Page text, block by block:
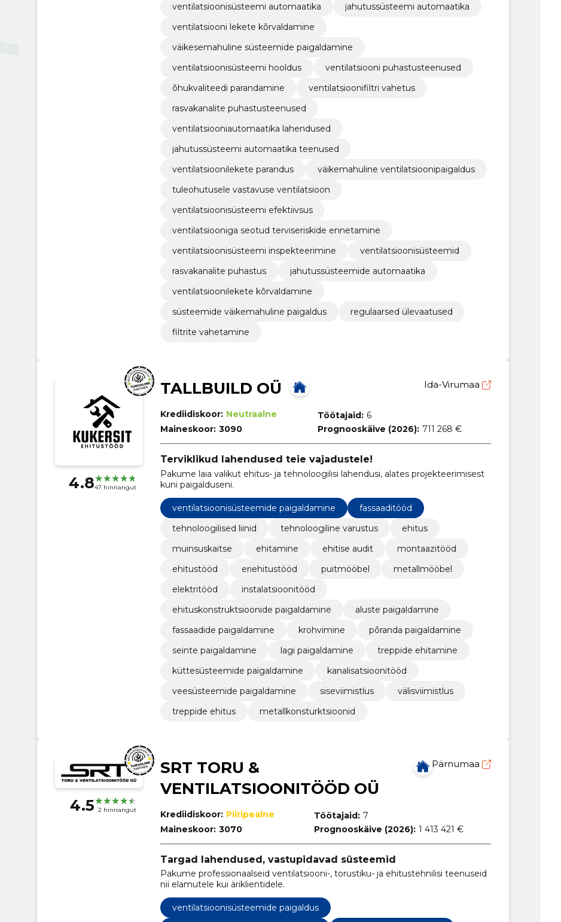
ventilatsioonisüsteemi automaatika
jahutussüsteemi automaatika
ventilatsiooni lekete kõrvaldamine
väikesemahuline süsteemide paigaldamine
ventilatsioonisüsteemi hooldus
ventilatsiooni puhastusteenused
õhukvaliteedi parandamine
ventilatsioonifiltri vahetus
rasvakanalite puhastusteenused
ventilatsiooniautomaatika lahendused
jahutussüsteemi automaatika teenused
ventilatsioonilekete parandus
väikemahuline ventilatsioonipaigaldus
tuleohutusele vastavuse ventilatsioon
ventilatsioonisüsteemi efektiivsus
ventilatsiooniga seotud terviseriskide ennetamine
ventilatsioonisüsteemi inspekteerimine
ventilatsioonisüsteemid
rasvakanalite puhastus
jahutussüsteemide automaatika
ventilatsioonilekete kõrvaldamine
süsteemide väikemahuline paigaldus
regulaarsed ülevaatused
filtrite vahetamine
4.847 hinnangut
TALLBUILD OÜ Ida-Virumaa
Krediidiskoor: Neutraalne
Maineskoor: 3090
Töötajaid: 6
Prognooskäive (2026): 711 268 €
Terviklikud lahendused teie vajadustele!
Pakume laia valikut ehitus- ja tehnoloogilisi lahendusi, alates projekteerimisest
kuni paigalduseni.
ventilatsioonisüsteemide paigaldamine
fassaaditööd
tehnoloogilised liinid
tehnoloogiline varustus
ehitus
muinsuskaitse
ehitamine ehitise audit
montaazitööd
ehitustööd
eriehitustööd puitmööbel
metallmööbel
elektritööd
instalatsioonitööd
ehituskonstruktsioonide paigaldamine
aluste paigaldamine
fassaadide paigaldamine
krohvimine
põranda paigaldamine
seinte paigaldamine
lagi paigaldamine
treppide ehitamine
küttesüsteemide paigaldamine
kanalisatsioonitööd
veesüsteemide paigaldamine
siseviimistlus
välisviimistlus
treppide ehitus
metallkonsturktsioonid
4.5 2 hinnangut
SRT TORU &
VENTILATSIOONITÖÖD OÜ
Pärnumaa
Krediidiskoor: Piiripealne
Maineskoor: 3070
Töötajaid: 7
Prognooskäive (2026): 1 413 421 €
Targad lahendused, vastupidavad süsteemid
Pakume professionaalseid ventilatsiooni-, torustiku- ja ehitustehnilisi teenuseid
nii elamutele kui äriklientidele.
ventilatsioonisüsteemide paigaldus